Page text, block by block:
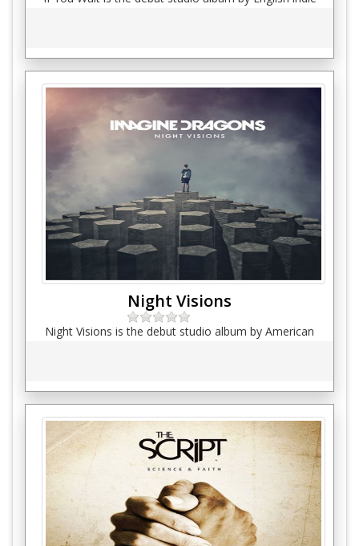
Night Visions
Night Visions is the debut studio album by American